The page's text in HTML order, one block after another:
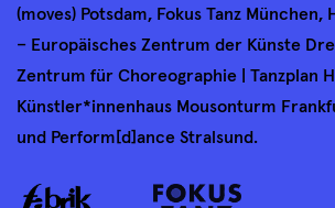
(moves) Potsdam, Fokus Tanz München,
– Europäisches Zentrum der Künste
Zentrum für Choreographie | Tanzplan
Künstler*innenhaus Mousonturm
und Perform[d]ance Stralsund.